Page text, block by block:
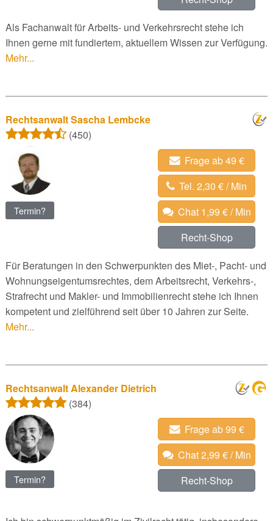
Als Fachanwalt für Arbeits- und Verkehrsrecht stehe ich
Ihnen gerne mit fundiertem, aktuellem Wissen zur Verfügung.
Mehr...
Rechtsanwalt Sascha Lembcke
(450)
Termin?
Frage ab 49 €
Tel. 2,30 € / Min
Chat 1,99 € / Min
Recht-Shop
Für Beratungen in den Schwerpunkten des Miet-, Pacht- und
Wohnungseigentumsrechtes, dem Arbeitsrecht, Verkehrs-,
Strafrecht und Makler- und Immobilienrecht stehe ich Ihnen
kompetent und zielführend seit über 10 Jahren zur Seite.
Mehr...
Rechtsanwalt Alexander Dietrich
(384)
Termin?
Frage ab 99 €
Chat 2,99 € / Min
Recht-Shop